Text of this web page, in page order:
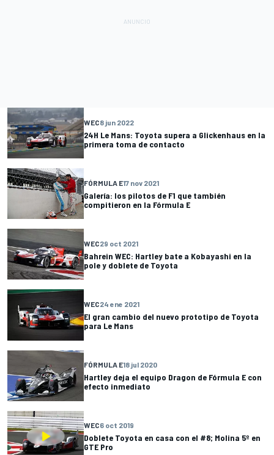
WEC8 jun 2022
24H Le Mans: Toyota supera a Glickenhaus en la
primera toma de contacto
FÓRMULA E17 nov 2021
Galería: los pilotos de F1 que también
compitieron en la Fórmula E
WEC29 oct 2021
Bahrein WEC: Hartley bate a Kobayashi en la
pole y doblete de Toyota
WEC24 ene 2021
El gran cambio del nuevo prototipo de Toyota
para Le Mans
FÓRMULA E18 jul 2020
Hartley deja el equipo Dragon de Fórmula E con
efecto inmediato
WEC6 oct 2019
Doblete Toyota en casa con el #8; Molina 5º en
GTE Pro